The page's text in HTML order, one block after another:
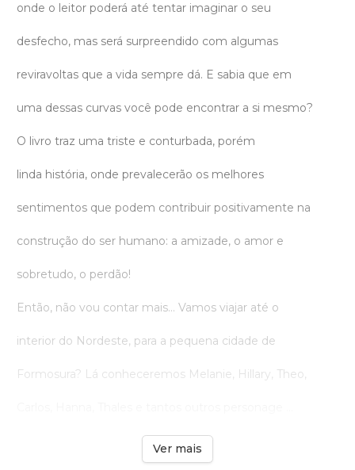
onde o leitor poderá até tentar imaginar o seu
desfecho, mas será surpreendido com algumas
reviravoltas que a vida sempre dá. E sabia que em
uma dessas curvas você pode encontrar a si mesmo?
O livro traz uma triste e conturbada, porém
linda história, onde prevalecerão os melhores
sentimentos que podem contribuir positivamente na
construção do ser humano: a amizade, o amor e
sobretudo, o perdão!
Então, não vou contar mais... Vamos viajar até o
interior do Nordeste, para a pequena cidade de
Formosura? Lá conheceremos Melanie, Hillary, Theo,
Ver mais